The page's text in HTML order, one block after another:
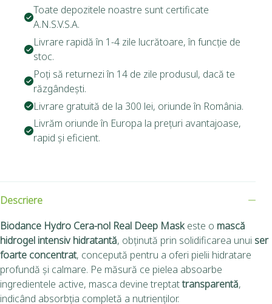
Toate depozitele noastre sunt certificate
A.N.S.V.S.A.
Livrare rapidă în 1-4 zile lucrătoare, în funcție de
stoc.
Poți să returnezi în 14 de zile produsul, dacă te
răzgândești.
Livrare gratuită de la 300 lei, oriunde în România.
Livrăm oriunde în Europa la prețuri avantajoase,
rapid și eficient.
Descriere
Biodance Hydro Cera-nol Real Deep Maskeste o mască
hidrogel intensiv hidratantă, obținută prin solidificarea unui ser
foarte concentrat, concepută pentru a oferi pielii hidratare
profundă și calmare. Pe măsură ce pielea absoarbe
ingredientele active, masca devine treptattransparentă,
indicând absorbția completă a nutrienților.